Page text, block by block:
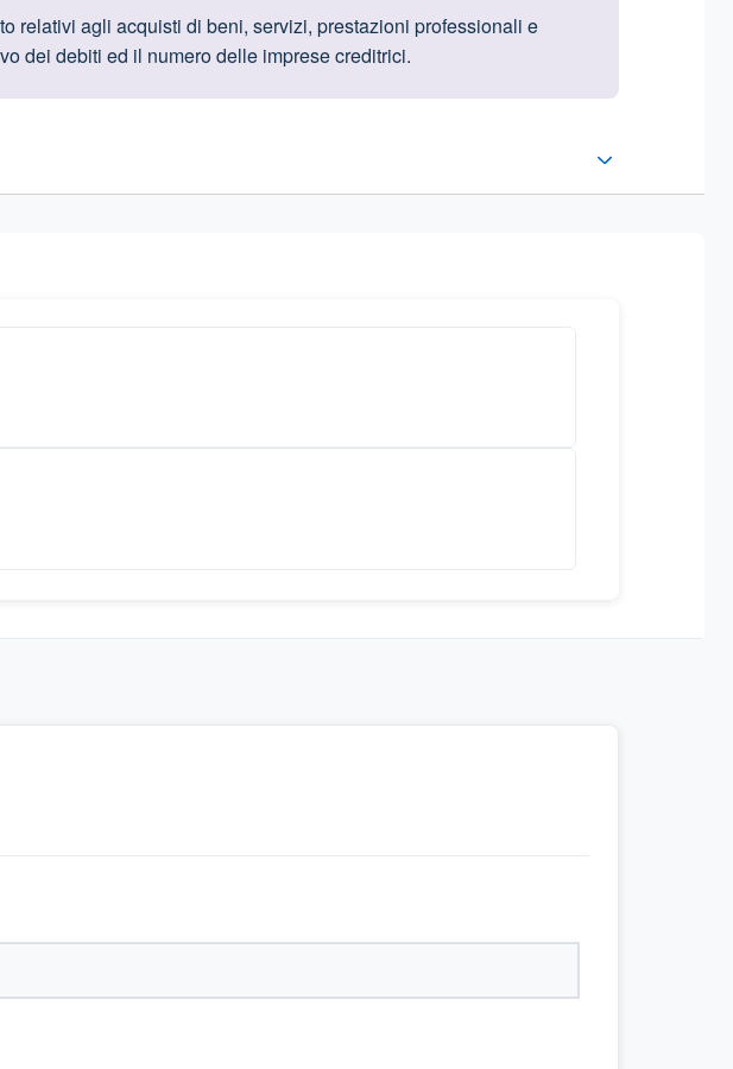
relativi agli acquisti di beni, servizi, prestazioni professionali e
dei debiti ed il numero delle imprese creditrici.